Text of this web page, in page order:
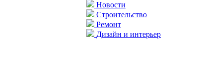
Новости
Строительство
Ремонт
Дизайн и интерьер